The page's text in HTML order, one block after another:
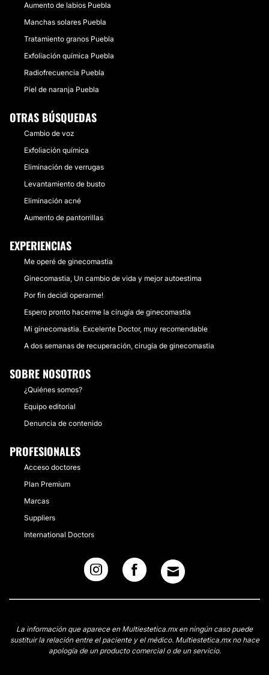
Aumento de labios Puebla
Manchas solares Puebla
Tratamiento granos Puebla
Exfoliación química Puebla
Radiofrecuencia Puebla
Piel de naranja Puebla
OTRAS BÚSQUEDAS
Cambio de voz
Exfoliación química
Eliminación de verrugas
Levantamiento de busto
Eliminación acné
Aumento de pantorrillas
EXPERIENCIAS
Me operé de ginecomastia
Ginecomastia, Un cambio de vida y mejor autoestima
Por fin decidí operarme!
Espero pronto hacerme la cirugía de ginecomastia
Mi ginecomastia. Excelente Doctor, muy recomendable
A dos semanas de recuperación, cirugía de ginecomastia
SOBRE NOSOTROS
¿Quiénes somos?
Equipo editorial
Denuncia de contenido
PROFESIONALES
Acceso doctores
Plan Premium
Marcas
Suppliers
International Doctors
La información que aparece en Multiestetica.mx en ningún caso puede
sustituir la relación entre el paciente y el médico. Multiestetica.mx no hace
apología de un producto comercial o de un servicio.